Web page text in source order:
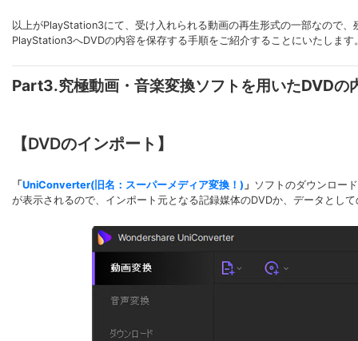
以上がPlayStation3にて、受け入れられる動画の再生形式の一部なので
PlayStation3へDVDの内容を保存する手順をご紹介することにいたします
Part3.究極動画・音楽変換ソフトを用いたDVDの
【DVDのインポート】
「 UniConverter(旧名：スーパーメディア変換！) 」 ソフトのダウンロー
が表示されるので、インポート元となる記録媒体のDVDか、データとし